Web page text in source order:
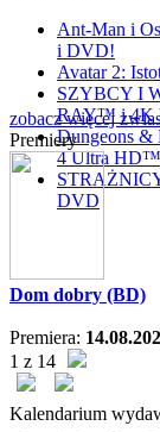
Ant-Man i
i DVD!
Avatar 2:
SZYBCY I
RAY™ i 4K
Dungeons &
4 Ultra
DVD
zobacz więcej
Premiery
Dom dobry (BD)
Premiera:
1 z 14
Kalendarium